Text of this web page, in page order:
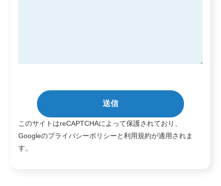
このサイトはreCAPTCHAによって保護されており、
Googleのプライバシーポリシーと利用規約が適用されま
す。